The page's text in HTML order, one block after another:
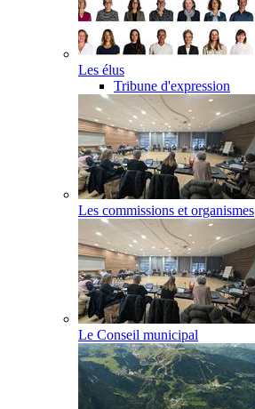
Les élus
Tribune d'expression
Les commissions et organismes
Le Conseil municipal